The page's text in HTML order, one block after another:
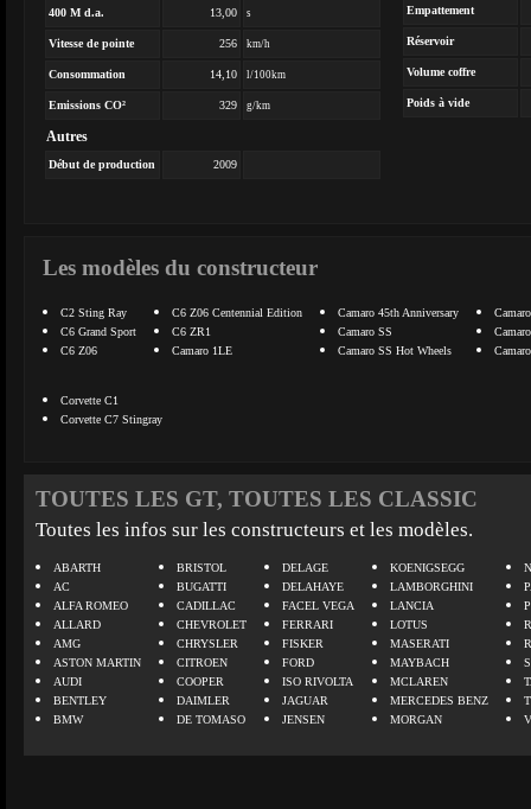
400 M d.a. 13,00 s
Vitesse de pointe 256 km/h
Consommation 14,10 l/100km
Emissions CO² 329 g/km
Autres
Début de production 2009
Empattement
Réservoir
Volume coffre
Poids à vide
Les modèles du constructeur
C2 Sting Ray
C6 Grand Sport
C6 Z06
C6 Z06 Centennial Edition
C6 ZR1
Camaro 1LE
Camaro 45th Anniversary
Camaro SS
Camaro SS Hot Wheels
Corvette C1
Corvette C7 Stingray
TOUTES LES GT, TOUTES LES CLASSIC
Toutes les infos sur les constructeurs et les modèles.
ABARTH
AC
ALFA ROMEO
ALLARD
AMG
ASTON MARTIN
AUDI
BENTLEY
BMW
BRISTOL
BUGATTI
CADILLAC
CHEVROLET
CHRYSLER
CITROEN
COOPER
DAIMLER
DE TOMASO
DELAGE
DELAHAYE
FACEL VEGA
FERRARI
FISKER
FORD
ISO RIVOLTA
JAGUAR
JENSEN
KOENIGSEGG
LAMBORGHINI
LANCIA
LOTUS
MASERATI
MAYBACH
MCLAREN
MERCEDES BENZ
MORGAN